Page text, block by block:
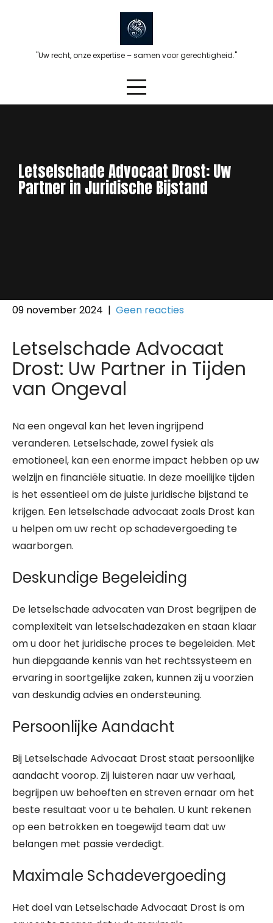
"Uw recht, onze expertise – samen voor gerechtigheid."
Letselschade Advocaat Drost: Uw
Partner in Juridische Bijstand
09 november 2024 | Geen reacties
Letselschade Advocaat
Drost: Uw Partner in Tijden
van Ongeval
Na een ongeval kan het leven ingrijpend
veranderen. Letselschade, zowel fysiek als
emotioneel, kan een enorme impact hebben op uw
welzijn en financiële situatie. In deze moeilijke tijden
is het essentieel om de juiste juridische bijstand te
krijgen. Een letselschade advocaat zoals Drost kan
u helpen om uw recht op schadevergoeding te
waarborgen.
Deskundige Begeleiding
De letselschade advocaten van Drost begrijpen de
complexiteit van letselschadezaken en staan klaar
om u door het juridische proces te begeleiden. Met
hun diepgaande kennis van het rechtssysteem en
ervaring in soortgelijke zaken, kunnen zij u voorzien
van deskundig advies en ondersteuning.
Persoonlijke Aandacht
Bij Letselschade Advocaat Drost staat persoonlijke
aandacht voorop. Zij luisteren naar uw verhaal,
begrijpen uw behoeften en streven ernaar om het
beste resultaat voor u te behalen. U kunt rekenen
op een betrokken en toegewijd team dat uw
belangen met passie verdedigt.
Maximale Schadevergoeding
Het doel van Letselschade Advocaat Drost is om